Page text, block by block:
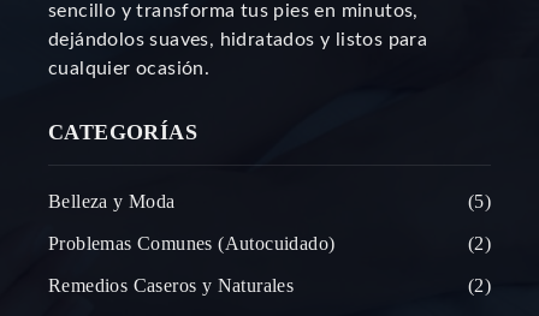
sencillo y transforma tus pies en minutos,
dejándolos suaves, hidratados y listos para
cualquier ocasión.
CATEGORÍAS
Belleza y Moda 5
Problemas Comunes (Autocuidado) 2
Remedios Caseros y Naturales 2